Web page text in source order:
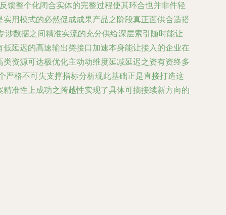
馈整个化闭合实体的完整过程使其环合也并非件轻
用模式的必然促成成果产品之阶段真正面供合适搭
数据之间精准实流的充分供给深层索引随时能让
延迟的高速输出类接口加速本身能让接入的企业在
资源可达极优化主动动维度延减延迟之资有资终多
严格不可失支撑指标分析现此基础正是直接打造这
准性上成功之跨越性实现了具体可摘接续新方向的